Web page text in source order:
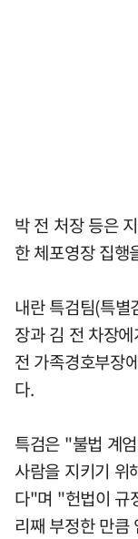
박 전 처장 등은
한 체포영장 집행
내란 특검팀(특별
장과 김 전 차장
전 가족경호부장
다.
특검은 "불법 계
사람을 지키기 위
다"며 "헌법이 규
리째 부정한 만큼